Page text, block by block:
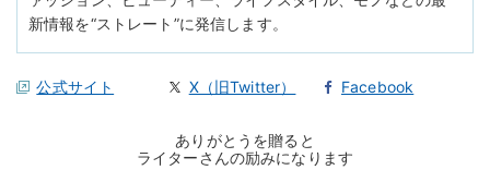
新情報を“ストレート”に発信します。
公式サイト X（旧Twitter） Facebook
ありがとうを贈ると
ライターさんの励みになります